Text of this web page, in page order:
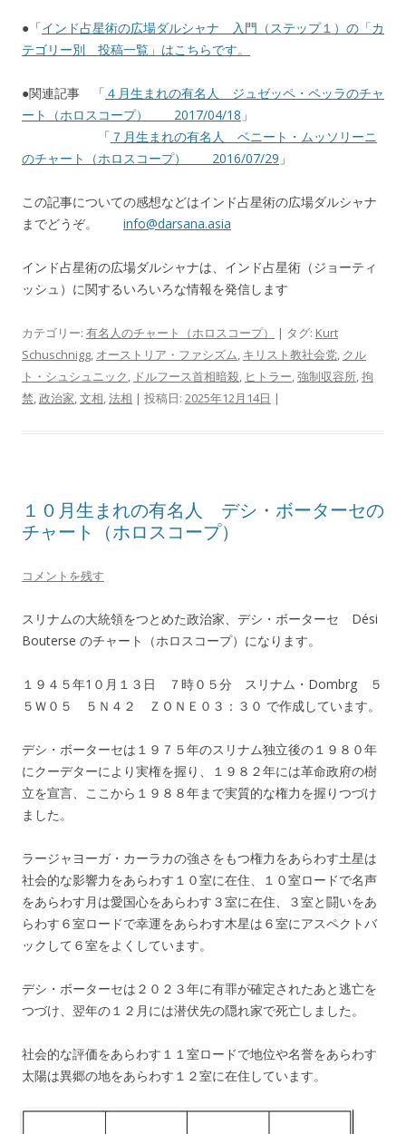
●「インド占星術の広場ダルシャナ 入門（ステップ１）の「カ
テゴリー別 投稿一覧」はこちらです。
●関連記事 「 ４月生まれの有名人 ジュゼッペ・ペッラのチャ
ート（ホロスコープ） 2017/04/18 」
「 ７月生まれの有名人 ベニート・ムッソリーニ
のチャート（ホロスコープ） 2016/07/29 」
この記事についての感想などはインド占星術の広場ダルシャナ
までどうぞ。 info@darsana.asia
インド占星術の広場ダルシャナは、インド占星術（ジョーティ
ッシュ）に関するいろいろな情報を発信します
カテゴリー: 有名人のチャート（ホロスコープ） | タグ: Kurt
Schuschnigg, オーストリア・ファシズム, キリスト教社会党, クル
ト・シュシュニック, ドルフース首相暗殺, ヒトラー,強制収容所,拘
禁,政治家,文相,法相 | 投稿日: 2025年12月14日 |
１０月生まれの有名人 デシ・ボーターセの
チャート（ホロスコープ）
コメントを残す
スリナムの大統領をつとめた政治家、デシ・ボーターセ Dési
Bouterse のチャート（ホロスコープ）になります。
１９４５年1０月１３日 ７時０５分 スリナム・Dombrg ５
５Ｗ０５ ５Ｎ４２ ＺＯＮＥ０３：３０ で作成しています。
デシ・ボーターセは１９７５年のスリナム独立後の１９８０年
にクーデターにより実権を握り、１９８２年には革命政府の樹
立を宣言、ここから１９８８年まで実質的な権力を握りつづけ
ました。
ラージャヨーガ・カーラカの強さをもつ権力をあらわす土星は
社会的な影響力をあらわす１０室に在住、１０室ロードで名声
をあらわす月は愛国心をあらわす３室に在住、３室と闘いをあ
らわす６室ロードで幸運をあらわす木星は６室にアスペクトバ
ックして６室をよくしています。
デシ・ボーターセは２０２３年に有罪が確定されたあと逃亡を
つづけ、翌年の１２月には潜伏先の隠れ家で死亡しました。
社会的な評価をあらわす１１室ロードで地位や名誉をあらわす
太陽は異郷の地をあらわす１２室に在住しています。